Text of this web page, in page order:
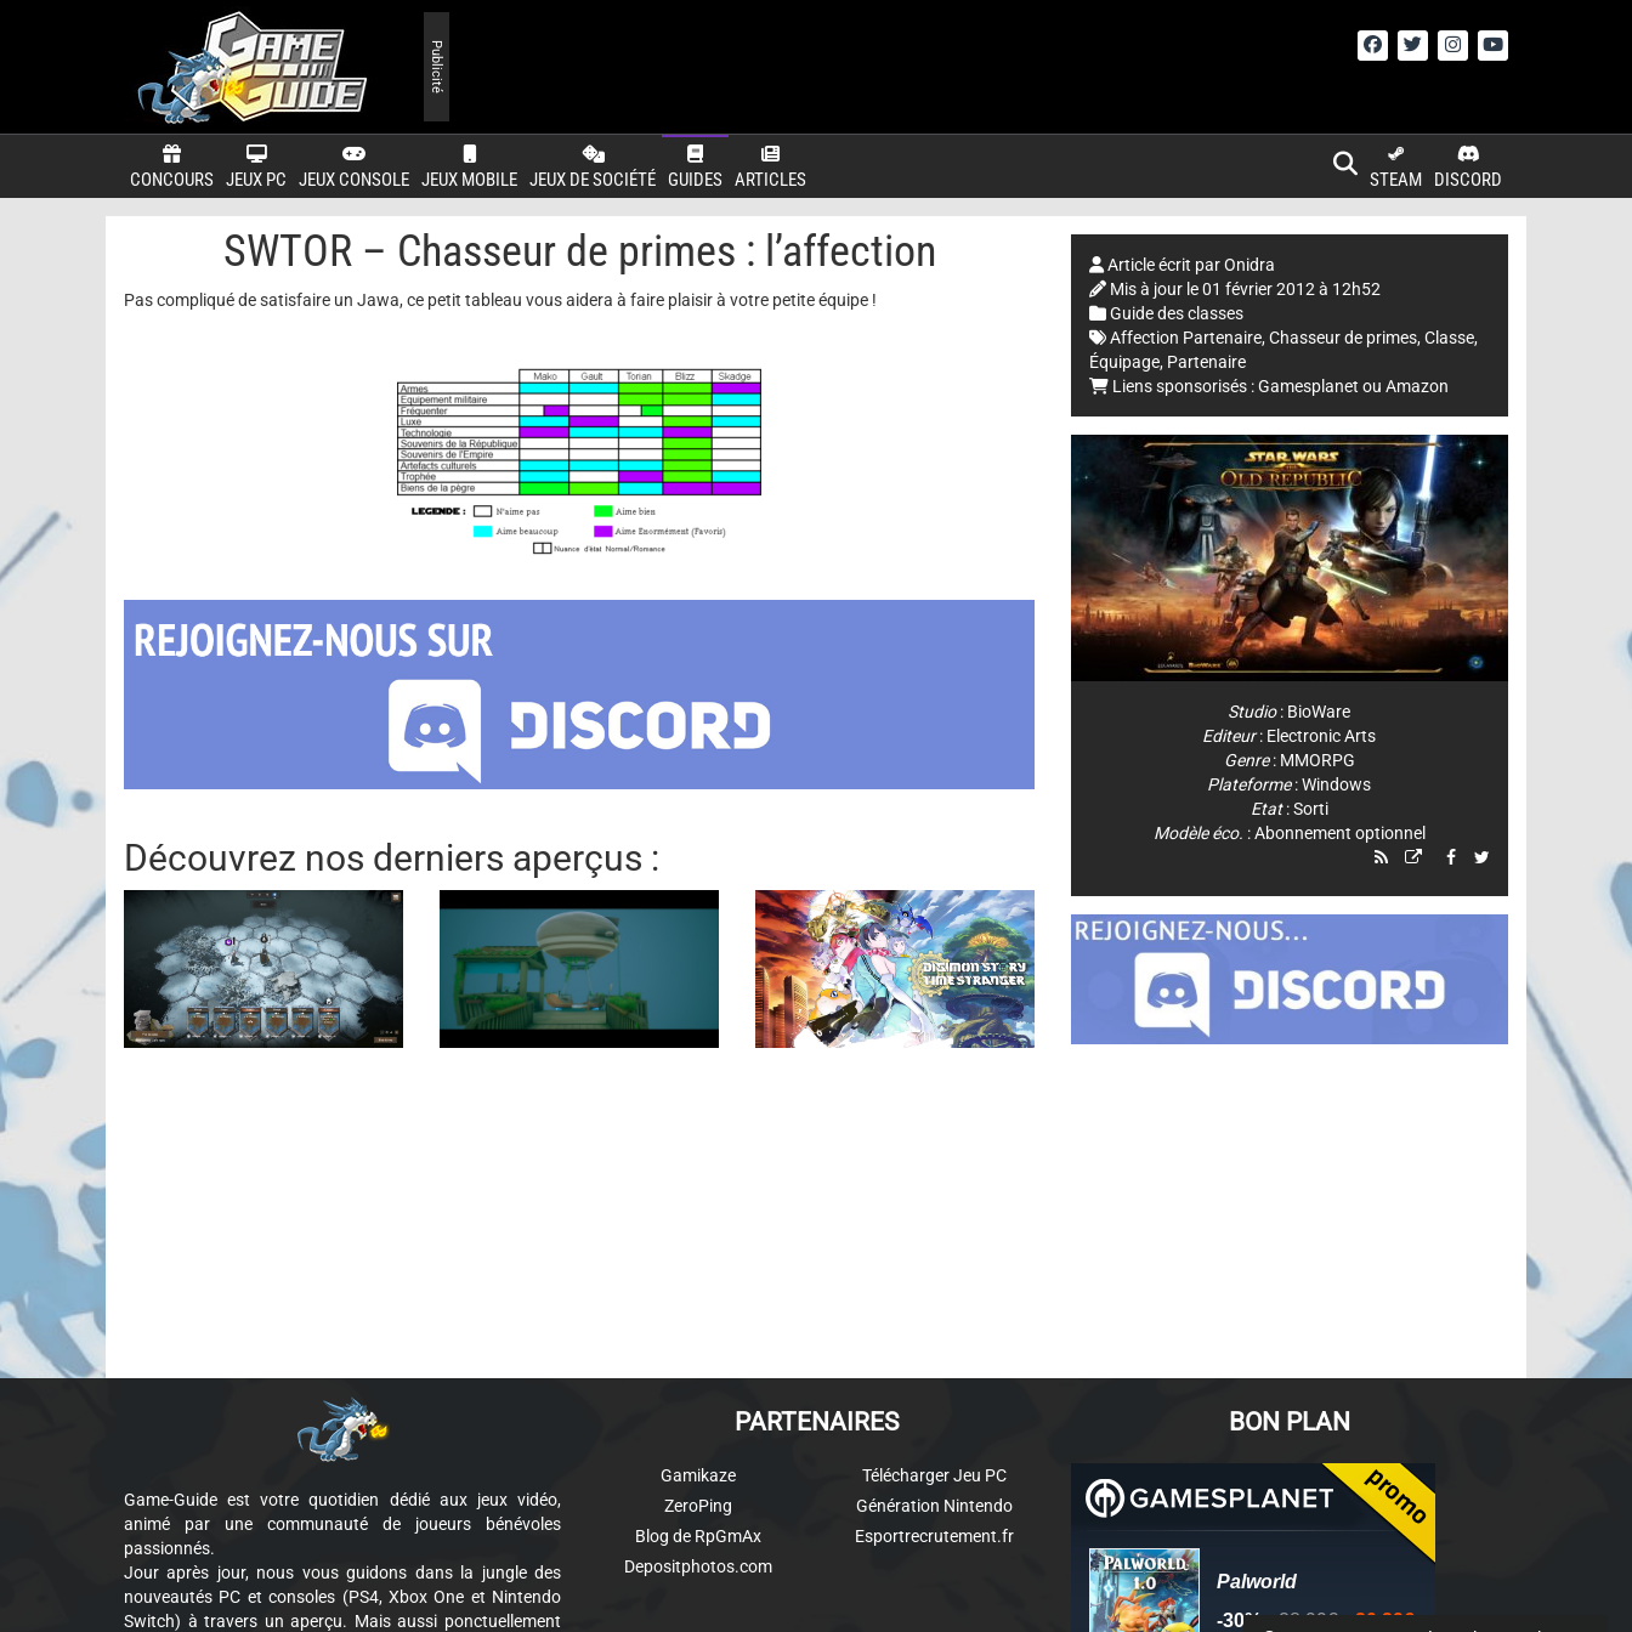
CONCOURS JEUX PC JEUX CONSOLE JEUX MOBILE JEUX DE SOCIÉTÉ GUIDES ARTICLES DISCORD
STEAM
Publicité
SWTOR – Chasseur de primes : l’affection
Pas compliqué de satisfaire un Jawa, ce petit tableau vous aidera à faire plaisir à votre petite équipe !
Découvrez nos derniers aperçus :
Article écrit parOnidra
Mis à jour le01 février 2012 à 12h52
Guide des classes
Affection Partenaire, Chasseur de primes, Classe,
Équipage, Partenaire
Liens sponsorisés :Gamesplanet ou Amazon
Studio: BioWare
Editeur: Electronic Arts
Genre: MMORPG
Plateforme:Windows
Etat: Sorti
Modèle éco. : Abonnement optionnel
Game-Guide est votre quotidien dédié aux jeux vidéo,
animé par une communauté de joueurs bénévoles
passionnés.
Jour après jour, nous vous guidons dans la jungle des
nouveautés PC et consoles (PS4, Xbox One et Nintendo
Switch) à travers un aperçu. Mais aussi ponctuellement
PARTENAIRES
Gamikaze
ZeroPing
Blog de RpGmAx
Depositphotos.com
Télécharger Jeu PC
Génération Nintendo
Esportrecrutement.fr
BON PLAN